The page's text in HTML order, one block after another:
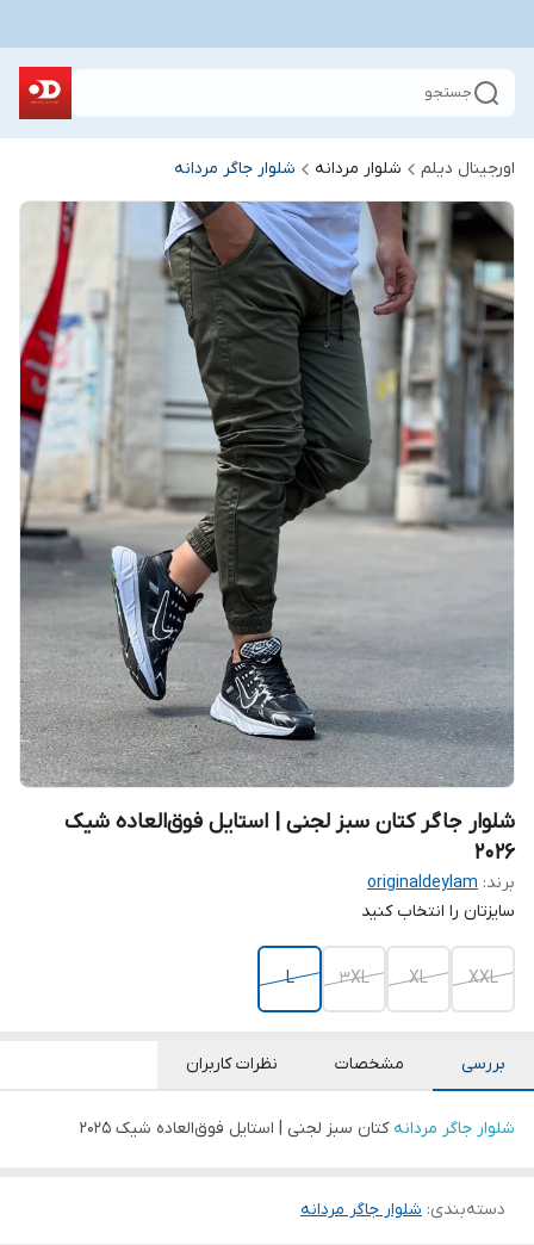
جستجو
اورجینال دیلم شلوار مردانه شلوار جاگر مردانه
شلوار جاگر کتان سبز لجنی | استایل فوق‌العاده شیک
2026
برند: originaldeylam
سایزتان را انتخاب کنید
XXL
XL
3XL
L
بررسی مشخصات نظرات کاربران
شلوار جاگر مردانه کتان سبز لجنی | استایل فوق‌العاده شیک ۲۰۲۵
دسته‌بندی: شلوار جاگر مردانه